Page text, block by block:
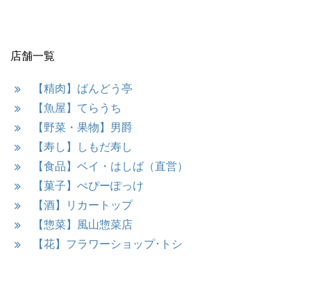
店舗一覧
【精肉】ばんどう亭
【魚屋】てらうち
【野菜・果物】男爵
【寿し】しもだ寿し
【食品】ベイ・はしば（直営）
【菓子】ぺぴーぽっけ
【酒】リカートップ
【惣菜】風山惣菜店
【花】フラワーショップ･トシ